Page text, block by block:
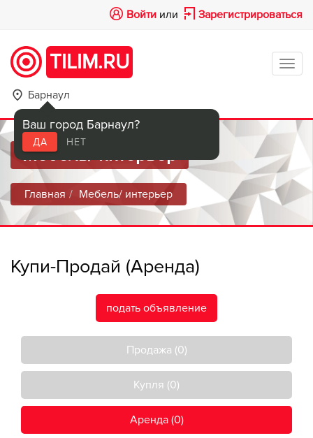
Войти или Зарегистрироваться
TILIM.RU
Барнаул
Ваш город Барнаул?
ДА НЕТ
Мебель/ интерьер
Главная Мебель/ интерьер
Купи-Продай (Аренда)
подать объявление
Продажа (0)
Купля (0)
Аренда (0)